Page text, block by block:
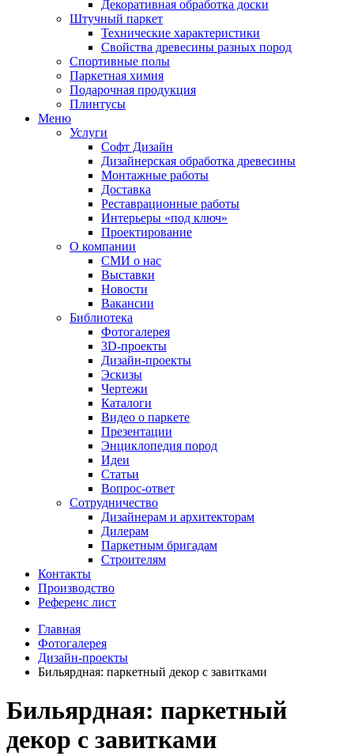
Декоративная обработка доски
Штучный паркет
Технические характеристики
Свойства древесины разных пород
Спортивные полы
Паркетная химия
Подарочная продукция
Плинтусы
Меню
Услуги
Софт Дизайн
Дизайнерская обработка древесины
Монтажные работы
Доставка
Реставрационные работы
Интерьеры «под ключ»
Проектирование
О компании
СМИ о нас
Выставки
Новости
Вакансии
Библиотека
Фотогалерея
3D-проекты
Дизайн-проекты
Эскизы
Чертежи
Каталоги
Видео о паркете
Презентации
Энциклопедия пород
Идеи
Статьи
Вопрос-ответ
Сотрудничество
Дизайнерам и архитекторам
Дилерам
Паркетным бригадам
Строителям
Контакты
Производство
Референс лист
Главная
Фотогалерея
Дизайн-проекты
Бильярдная: паркетный декор с завитками
Бильярдная: паркетный
декор с завитками